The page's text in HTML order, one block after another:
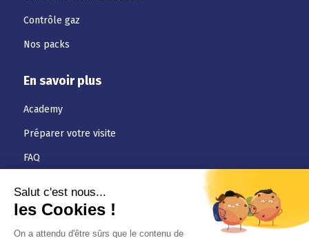
Contrôle gaz
Nos packs
En savoir plus
Academy
Préparer votre visite
FAQ
Jobs
Actualités